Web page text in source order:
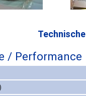
/ Performance